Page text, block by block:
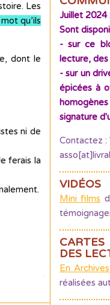
Les
qu’ils
dont le
ni de
ferais la
Juillet 2024
Sont
- sur ce
lecture, des
- sur un
épicées à
signature
Contactez :
VIDÉOS
Mini films
DES
En Archives
réalisées